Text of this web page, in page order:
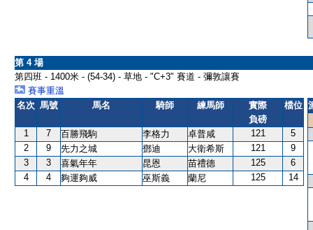
第 4 場
第四班 - 1400米 - (54-34) - 草地 - "C+3" 賽道 - 彌敦讓賽
賽事重溫
名次 馬號 馬名 騎師 練馬師
實際
負磅
檔位
1 7 百勝飛駒 李格力 卓普咸 121
5
2
9 先力之城 鄧迪 大衛希斯 121
9
3
3 喜氣年年 昆恩 苗禮德 125
6
4
4 夠運夠威 巫斯義 蘭尼 125 14